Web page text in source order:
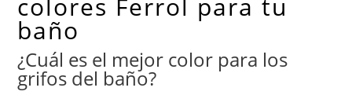
colores Ferrol para tu
baño
¿Cuál es el mejor color para los
grifos del baño?